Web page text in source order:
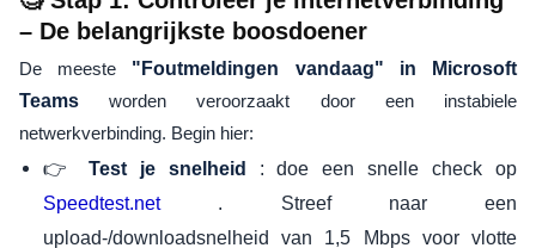
– De belangrijkste boosdoener
De meeste "Foutmeldingen vandaag" in Microsoft
Teams worden veroorzaakt door een instabiele
netwerkverbinding. Begin hier:
👉 Test je snelheid : doe een snelle check op
Speedtest.net. Streef naar een
upload-/downloadsnelheid van 1,5 Mbps voor vlotte